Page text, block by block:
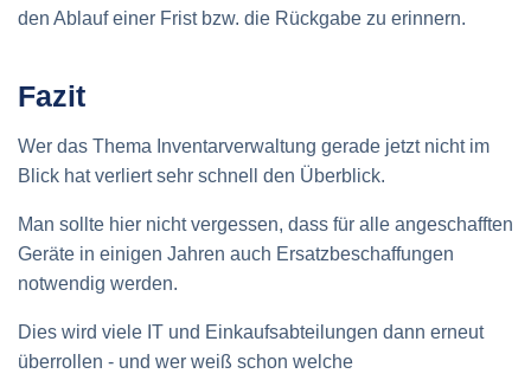
den Ablauf einer Frist bzw. die Rückgabe zu erinnern.
Fazit
Wer das Thema Inventarverwaltung gerade jetzt nicht im
Blick hat verliert sehr schnell den Überblick.
Man sollte hier nicht vergessen, dass für alle angeschafften
Geräte in einigen Jahren auch Ersatzbeschaffungen
notwendig werden.
Dies wird viele IT und Einkaufsabteilungen dann erneut
überrollen - und wer weiß schon welche